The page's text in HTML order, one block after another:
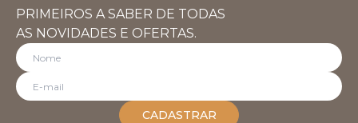
PRIMEIROS A SABER DE TODAS
AS NOVIDADES E OFERTAS.
CADASTRAR